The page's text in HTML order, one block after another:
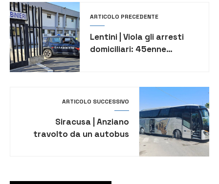
ARTICOLO PRECEDENTE
Lentini | Viola gli arresti
domiciliari: 45enne
ARTICOLO SUCCESSIVO
Siracusa | Anziano
travolto da un autobus